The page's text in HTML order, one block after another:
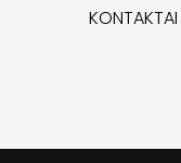
KONTAKTAI